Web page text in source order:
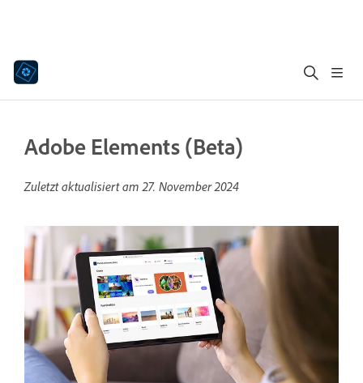
Adobe Elements (Beta)
Zuletzt aktualisiert am27. November 2024